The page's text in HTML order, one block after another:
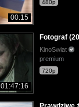
00:15
480p
01:47:16
Fotograf
KinoSwiat
premium
720p